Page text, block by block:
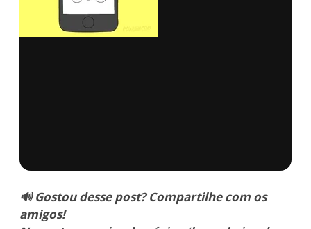
via GIPHY
🔊 Gostou desse post? Compartilhe com os
amigos!